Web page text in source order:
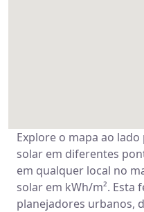
Explore o mapa ao
solar em diferentes
em qualquer local no
solar em kWh/m².
planejadores urbanos,